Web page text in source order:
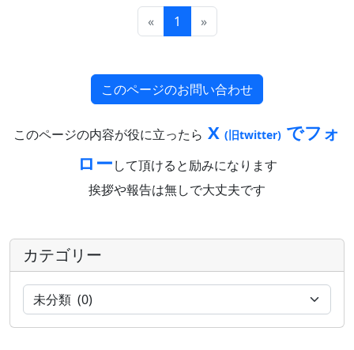
« 1 »
このページのお問い合わせ
このページの内容が役に立ったら X (旧twitter) でフォ
ローして頂けると励みになります
挨拶や報告は無しで大丈夫です
カテゴリー